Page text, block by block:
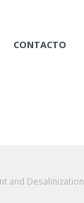
CONTACTO
and Desalinization